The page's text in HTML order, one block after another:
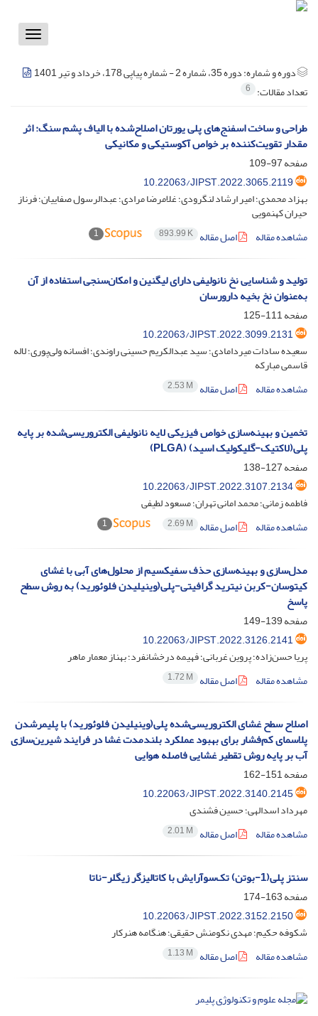
Toggle
دوره و شماره:دوره 35، شماره 2 - شماره پیاپی 178، خرداد و تیر 1401
تعداد مقالات: 6
طراحی و ساخت اسفنج‏‌های پلی‏ یورتان اصلاح‌شده با الیاف پشم ‏‌سنگ: اثر
مقدار تقویت‌کننده بر خواص آکوستیکی و مکانیکی
صفحه97-109
10.22063/JIPST.2022.3065.2119
بهزاد محمدی؛ امیر ارشاد لنگرودی؛ غلامرضا مرادی؛ عبدالرسول صفاییان؛ فرناز
حیران کهنمویی
مشاهده مقاله
اصل مقاله 893.99 K
1
تولید و شناسایی نخ نانولیفی دارای لیگنین و امکان‌سنجی استفاده از آن
به‌عنوان نخ بخیه دارورسان
صفحه111-125
10.22063/JIPST.2022.3099.2131
سعیده سادات میردامادی؛ سید عبدالکریم حسینی راوندی؛ افسانه ولی‌پوری؛ لاله
قاسمی مبارکه
مشاهده مقاله
اصل مقاله 2.53 M
تخمین و بهینه‌سازی خواص فیزیکی لایه نانولیفی الکتروریسی‌شده بر پایه
پلی‌(لاکتیک-گلیکولیک اسید) (PLGA)
صفحه127-138
10.22063/JIPST.2022.3107.2134
فاطمه زمانی؛ محمد امانی تهران؛ مسعود لطیفی
مشاهده مقاله
اصل مقاله 2.69 M
1
مدل‌سازی و بهینه‌سازی حذف سفیکسیم از محلول‌های آبی با غشای
کیتوسان-کربن نیترید گرافیتی-پلی‌(وینیلیدن فلوئورید) به روش سطح
پاسخ
صفحه139-149
10.22063/JIPST.2022.3126.2141
پریا حسن‌زاده؛ پروین غربانی؛ فهیمه درخشانفرد؛ بهناز معمار ماهر
مشاهده مقاله
اصل مقاله 1.72 M
اصلاح سطح غشای الکتروریسی‌شده پلی(وینیلیدن فلوئورید) با پلیمرشدن
پلاسمای کم‌فشار برای بهبود عملکرد بلندمدت غشا در فرایند شیرین‌سازی
آب بر پایه روش تقطیر غشایی فاصله هوایی
صفحه151-162
10.22063/JIPST.2022.3140.2145
مهرداد اسدالهی؛ حسین فشندی
مشاهده مقاله
اصل مقاله 2.01 M
سنتز پلی‌(1-بوتن) تک‌سوآرایش با کاتالیزگر زیگلر-ناتا
صفحه163-174
10.22063/JIPST.2022.3152.2150
شکوفه حکیم؛ مهدی نکومنش حقیقی؛ هنگامه هنرکار
مشاهده مقاله
اصل مقاله 1.13 M